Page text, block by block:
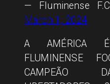
— Fluminense
March 1, 2024
A AMÉRICA
FLUMINENSE
CAMPEÃO